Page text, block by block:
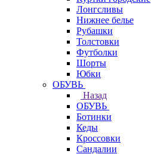
Лонгсливы
Нижнее белье
Рубашки
Толстовки
Футболки
Шорты
Юбки
ОБУВЬ
Назад
ОБУВЬ
Ботинки
Кеды
Кроссовки
Сандалии